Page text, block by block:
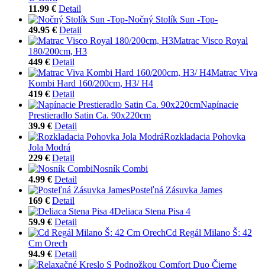
11.99 € Detail
Nočný Stolík Sun -Top-
49.95 € Detail
Matrac Visco Royal
180/200cm, H3
449 € Detail
Matrac Viva
Kombi Hard 160/200cm, H3/ H4
419 € Detail
Napínacie
Prestieradlo Satin Ca. 90x220cm
39.9 € Detail
Rozkladacia Pohovka
Jola Modrá
229 € Detail
Nosník Combi
4.99 € Detail
Posteľná Zásuvka James
169 € Detail
Deliaca Stena Pisa 4
59.9 € Detail
Cd Regál Milano Š: 42
Cm Orech
94.9 € Detail